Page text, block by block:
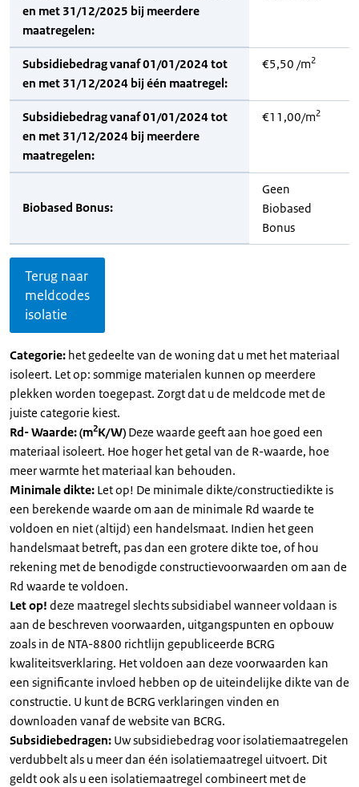
en met 31/12/2025 bij meerdere
maatregelen:
Subsidiebedrag vanaf 01/01/2024 tot
en met 31/12/2024 bij één maatregel:
€5,50 /m2
Subsidiebedrag vanaf 01/01/2024 tot
en met 31/12/2024 bij meerdere
maatregelen:
€11,00/m2
Biobased Bonus:
Geen
Biobased
Bonus
Terug naar
meldcodes
isolatie
Categorie: het gedeelte van de woning dat u met het materiaal
isoleert. Let op: sommige materialen kunnen op meerdere
plekken worden toegepast. Zorgt dat u de meldcode met de
juiste categorie kiest.
Rd- Waarde: (m2K/W) Deze waarde geeft aan hoe goed een
materiaal isoleert. Hoe hoger het getal van de R-waarde, hoe
meer warmte het materiaal kan behouden.
Minimale dikte: Let op! De minimale dikte/constructiedikte is
een berekende waarde om aan de minimale Rd waarde te
voldoen en niet (altijd) een handelsmaat. Indien het geen
handelsmaat betreft, pas dan een grotere dikte toe, of hou
rekening met de benodigde constructievoorwaarden om aan de
Rd waarde te voldoen.
Let op! deze maatregel slechts subsidiabel wanneer voldaan is
aan de beschreven voorwaarden, uitgangspunten en opbouw
zoals in de NTA-8800 richtlijn gepubliceerde BCRG
kwaliteitsverklaring. Het voldoen aan deze voorwaarden kan
een significante invloed hebben op de uiteindelijke dikte van de
constructie. U kunt de BCRG verklaringen vinden en
downloaden vanaf de website van BCRG.
Subsidiebedragen: Uw subsidiebedrag voor isolatiemaatregelen
verdubbelt als u meer dan één isolatiemaatregel uitvoert. Dit
geldt ook als u een isolatiemaatregel combineert met de